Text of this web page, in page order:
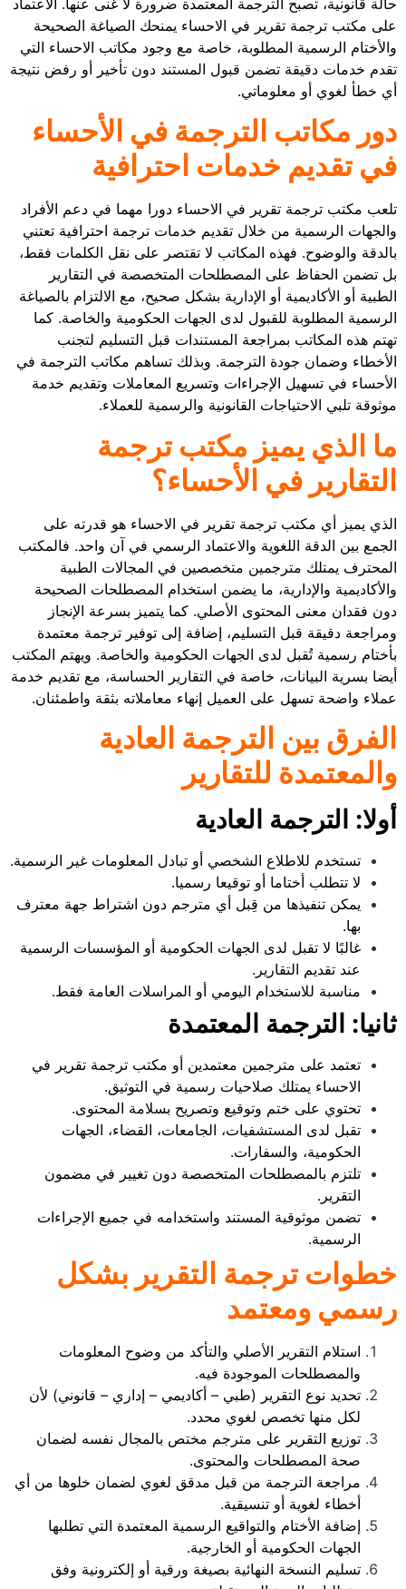
على مكتب ترجمة تقرير في الاحساء يمنحك الصياغة الصحيحة
والأختام الرسمية المطلوبة، خاصة مع وجود مكاتب الاحساء التي
تقدم خدمات دقيقة تضمن قبول المستند دون تأخير أو رفض نتيجة
أي خطأ لغوي أو معلوماتي.
دور مكاتب الترجمة في الأحساء
في تقديم خدمات احترافية
تلعب مكتب ترجمة تقرير في الاحساء دورا مهما في دعم الأفراد
والجهات الرسمية من خلال تقديم خدمات ترجمة احترافية تعتني
بالدقة والوضوح. فهذه المكاتب لا تقتصر على نقل الكلمات فقط،
بل تضمن الحفاظ على المصطلحات المتخصصة في التقارير
الطبية أو الأكاديمية أو الإدارية بشكل صحيح، مع الالتزام بالصياغة
الرسمية المطلوبة للقبول لدى الجهات الحكومية والخاصة. كما
تهتم هذه المكاتب بمراجعة المستندات قبل التسليم لتجنب
الأخطاء وضمان جودة الترجمة. وبذلك تساهم مكاتب الترجمة في
الأحساء في تسهيل الإجراءات وتسريع المعاملات وتقديم خدمة
موثوقة تلبي الاحتياجات القانونية والرسمية للعملاء.
ما الذي يميز مكتب ترجمة
التقارير في الأحساء؟
الذي يميز أي مكتب ترجمة تقرير في الاحساء هو قدرته على
الجمع بين الدقة اللغوية والاعتماد الرسمي في آن واحد. فالمكتب
المحترف يمتلك مترجمين متخصصين في المجالات الطبية
والأكاديمية والإدارية، ما يضمن استخدام المصطلحات الصحيحة
دون فقدان معنى المحتوى الأصلي. كما يتميز بسرعة الإنجاز
ومراجعة دقيقة قبل التسليم، إضافة إلى توفير ترجمة معتمدة
بأختام رسمية تُقبل لدى الجهات الحكومية والخاصة. ويهتم المكتب
أيضا بسرية البيانات، خاصة في التقارير الحساسة، مع تقديم خدمة
عملاء واضحة تسهل على العميل إنهاء معاملاته بثقة واطمئنان.
الفرق بين الترجمة العادية
والمعتمدة للتقارير
أولا: الترجمة العادية
تستخدم للاطلاع الشخصي أو تبادل المعلومات غير الرسمية.
لا تتطلب أختاما أو توقيعا رسميا.
يمكن تنفيذها من قِبل أي مترجم دون اشتراط جهة معترف
بها.
غالبًا لا تقبل لدى الجهات الحكومية أو المؤسسات الرسمية
عند تقديم التقارير.
مناسبة للاستخدام اليومي أو المراسلات العامة فقط.
ثانيا: الترجمة المعتمدة
تعتمد على مترجمين معتمدين أو مكتب ترجمة تقرير في
الاحساء يمتلك صلاحيات رسمية في التوثيق.
تحتوي على ختم وتوقيع وتصريح بسلامة المحتوى.
تقبل لدى المستشفيات، الجامعات، القضاء، الجهات
الحكومية، والسفارات.
تلتزم بالمصطلحات المتخصصة دون تغيير في مضمون
التقرير.
تضمن موثوقية المستند واستخدامه في جميع الإجراءات
الرسمية.
خطوات ترجمة التقرير بشكل
رسمي ومعتمد
استلام التقرير الأصلي والتأكد من وضوح المعلومات
والمصطلحات الموجودة فيه.
تحديد نوع التقرير (طبي – أكاديمي – إداري – قانوني) لأن
لكل منها تخصص لغوي محدد.
توزيع التقرير على مترجم مختص بالمجال نفسه لضمان
صحة المصطلحات والمحتوى.
مراجعة الترجمة من قبل مدقق لغوي لضمان خلوها من أي
أخطاء لغوية أو تنسيقية.
إضافة الأختام والتواقيع الرسمية المعتمدة التي تطلبها
الجهات الحكومية أو الخارجية.
تسليم النسخة النهائية بصيغة ورقية أو إلكترونية وفق